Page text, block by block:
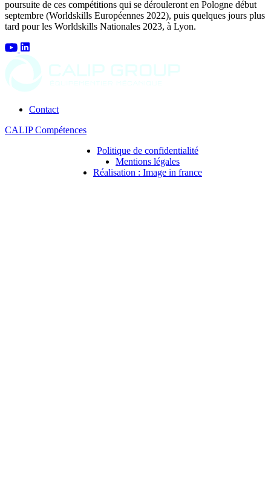
poursuite de ces compétitions qui se dérouleront en Pologne début
septembre (Worldskills Européennes 2022), puis quelques jours plus
tard pour les Worldskills Nationales 2023, à Lyon.
Contact
CALIP Compétences
Politique de confidentialité
Mentions légales
Réalisation : Image in france